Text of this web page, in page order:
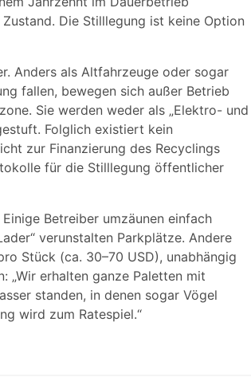
Die Stilllegung ist keine Option
Anders als Altfahrzeuge oder sogar
fallen, bewegen sich außer Betrieb
Sie werden weder als „Elektro- und
Folglich existiert kein
zur Finanzierung des Recyclings
für die Stilllegung öffentlicher
Betreiber umzäunen einfach
verunstalten Parkplätze. Andere
Stück (ca. 30–70 USD), unabhängig
„Wir erhalten ganze Paletten mit
standen, in denen sogar Vögel
wird zum Ratespiel.“